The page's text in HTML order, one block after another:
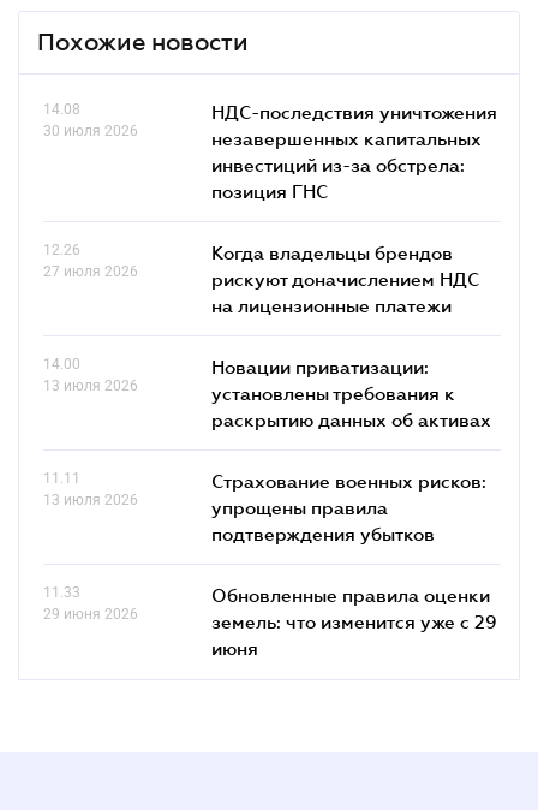
Похожие новости
14.08
30 июля 2026
НДС-последствия уничтожения
незавершенных капитальных
инвестиций из-за обстрела:
позиция ГНС
12.26
27 июля 2026
Когда владельцы брендов
рискуют доначислением НДС
на лицензионные платежи
14.00
13 июля 2026
Новации приватизации:
установлены требования к
раскрытию данных об активах
11.11
13 июля 2026
Страхование военных рисков:
упрощены правила
подтверждения убытков
11.33
29 июня 2026
Обновленные правила оценки
земель: что изменится уже с 29
июня